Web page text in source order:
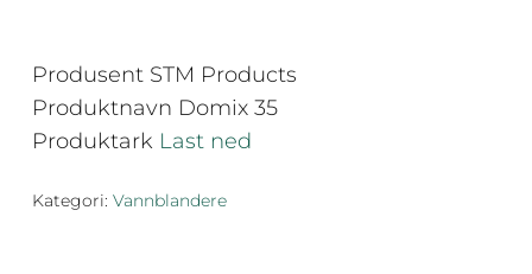
Produsent STM Products
Produktnavn Domix 35
Produktark Last ned
Kategori: Vannblandere